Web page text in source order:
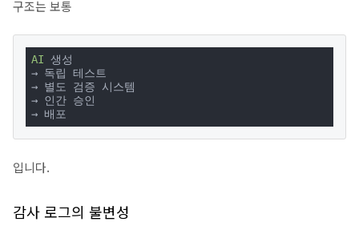
구조는 보통
AI 생성
→ 독립 테스트
→ 별도 검증 시스템
→ 인간 승인
→ 배포
입니다.
감사 로그의 불변성